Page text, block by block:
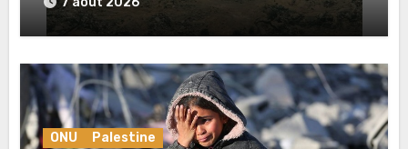
ONU Palestine